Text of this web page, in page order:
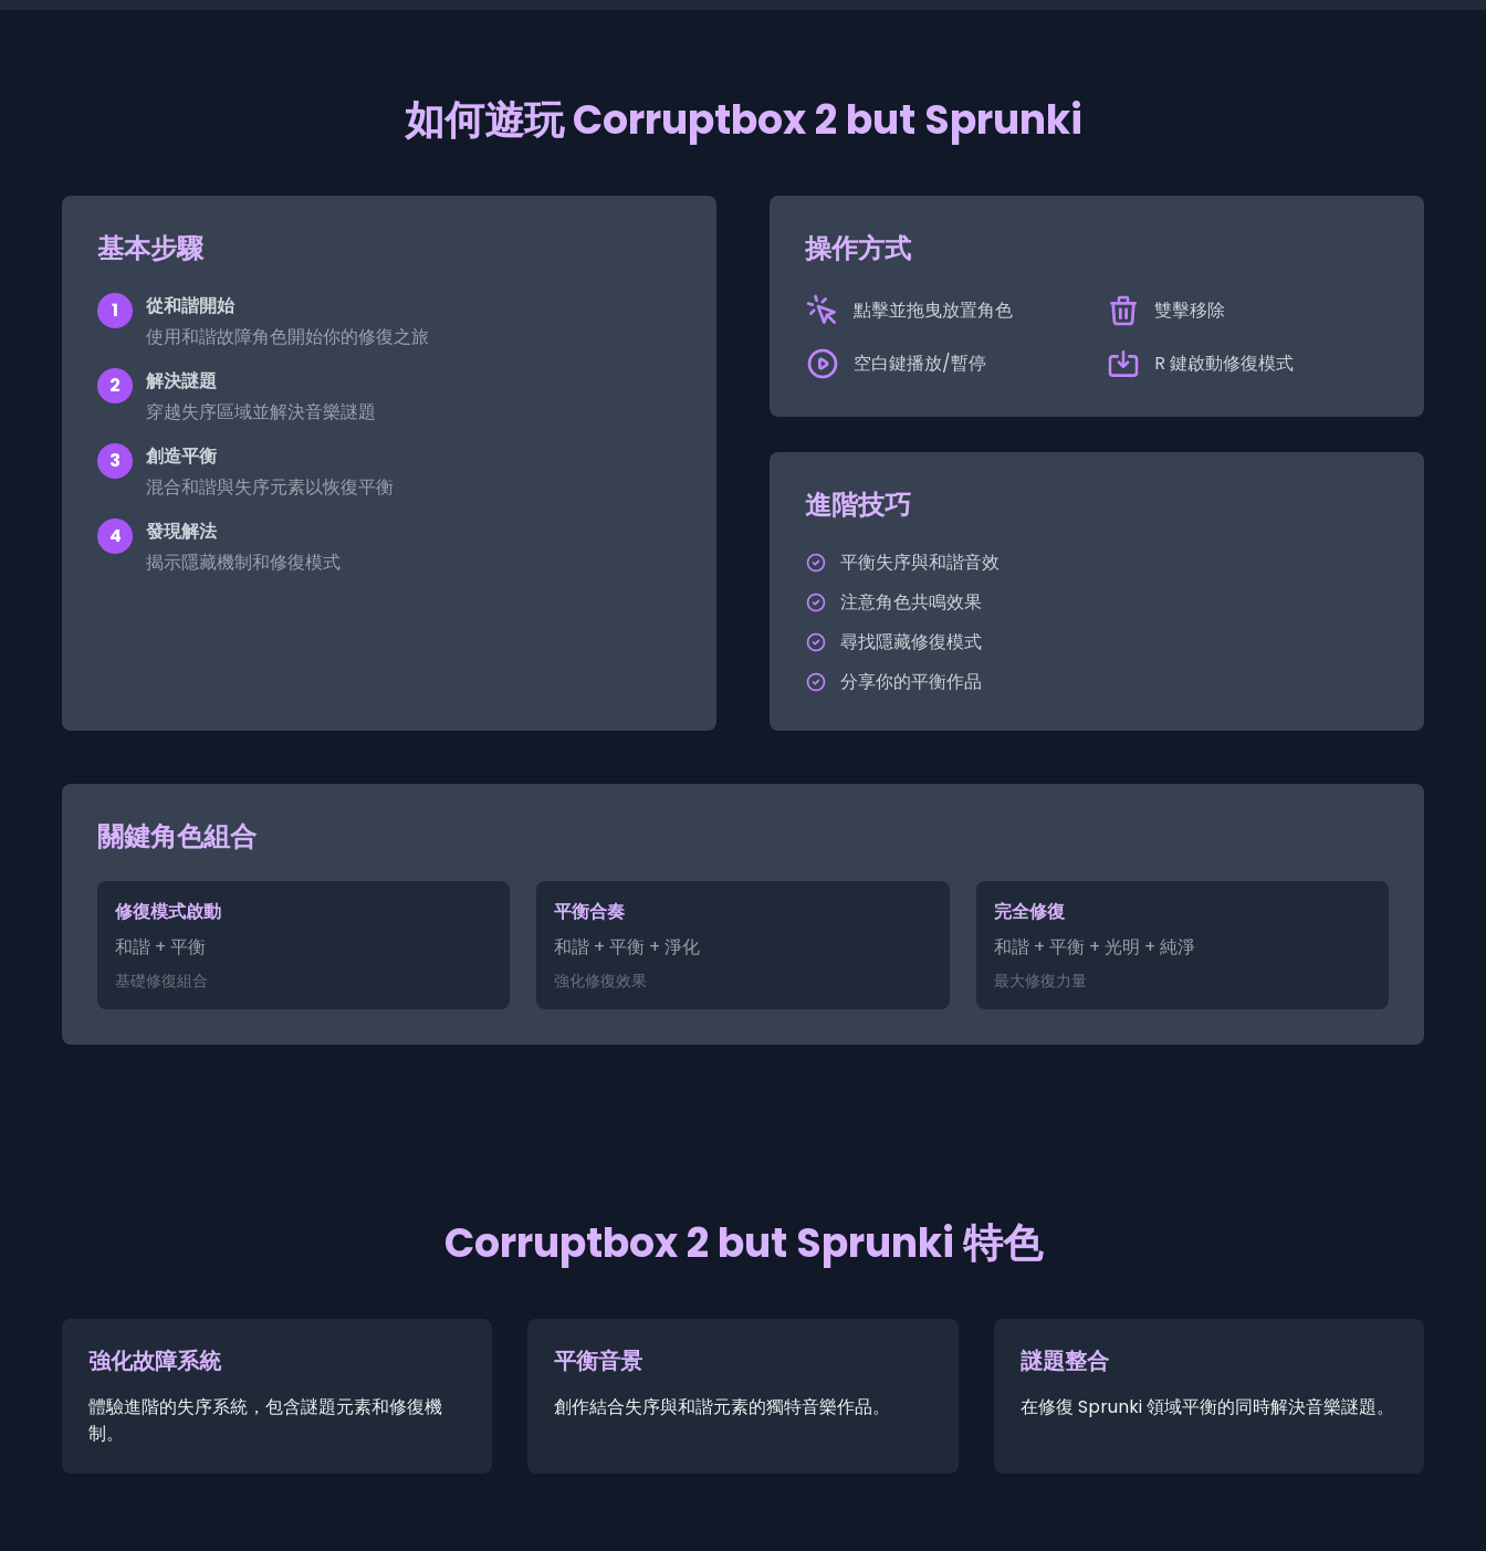
如何遊玩 Corruptbox 2 but Sprunki
基本步驟
1
從和諧開始
使用和諧故障角色開始你的修復之旅
2
解決謎題
穿越失序區域並解決音樂謎題
3
創造平衡
混合和諧與失序元素以恢復平衡
4
發現解法
揭示隱藏機制和修復模式
操作方式
點擊並拖曳放置角色 雙擊移除
空白鍵播放/暫停 R 鍵啟動修復模式
進階技巧
平衡失序與和諧音效
注意角色共鳴效果
尋找隱藏修復模式
分享你的平衡作品
關鍵角色組合
修復模式啟動
和諧 + 平衡
基礎修復組合
平衡合奏
和諧 + 平衡 + 淨化
強化修復效果
完全修復
和諧 + 平衡 + 光明 + 純淨
最大修復力量
Corruptbox 2 but Sprunki 特色
強化故障系統
體驗進階的失序系統，包含謎題元素和修復機
制。
平衡音景
創作結合失序與和諧元素的獨特音樂作品。
謎題整合
在修復 Sprunki 領域平衡的同時解決音樂謎題。